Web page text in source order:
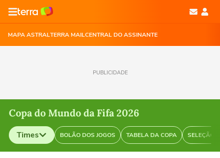
MAPA ASTRALTERRA MAILCENTRAL DO ASSINANTE
PUBLICIDADE
Copa do Mundo da Fifa 2026
Times BOLÃO DOS JOGOS TABELA DA COPA SELEÇÃO